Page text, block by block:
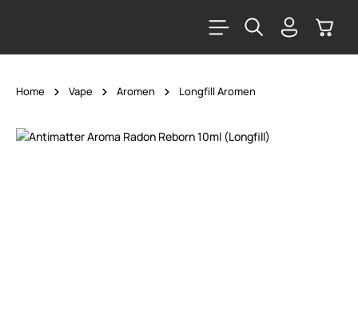
Home Vape Aromen Longfill Aromen
Bildergalerie überspringen